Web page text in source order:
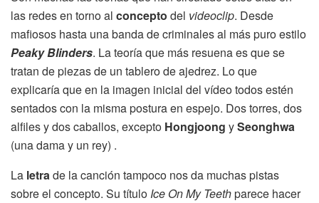
las redes en torno al concepto del videoclip. Desde
mafiosos hasta una banda de criminales al más puro estilo
Peaky Blinders. La teoría que más resuena es que se
tratan de piezas de un tablero de ajedrez. Lo que
explicaría que en la imagen inicial del vídeo todos estén
sentados con la misma postura en espejo. Dos torres, dos
alfiles y dos caballos, excepto Hongjoong ySeonghwa
(una dama y un rey) .
La letrade la canción tampoco nos da muchas pistas
sobre el concepto. Su título Ice On My Teethparece hacer